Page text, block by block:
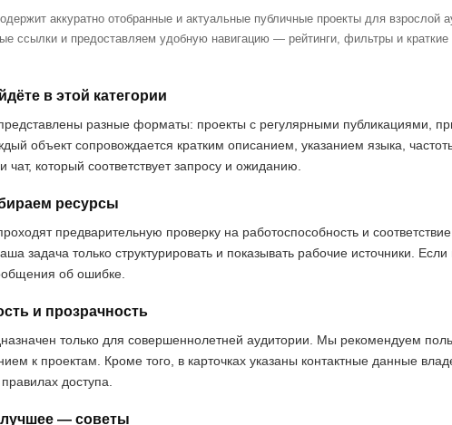
аккуратно отобранные и актуальные публичные проекты для
ссылки и предоставляем удобную навигацию — рейтинги, фильтры и
в этой категории
разные форматы: проекты с регулярными публикациями,
объект сопровождается кратким описанием, указанием языка,
чат, который соответствует запросу и ожиданию.
ресурсы
предварительную проверку на работоспособность и
задача только структурировать и показывать рабочие источники.
об ошибке.
и прозрачность
только для совершеннолетней аудитории. Мы рекомендуем
к проектам. Кроме того, в карточках указаны контактные данные
доступа.
лучшее — советы